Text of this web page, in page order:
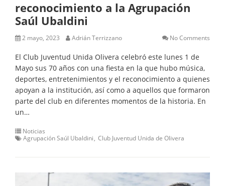
reconocimiento a la Agrupación
Saúl Ubaldini
2 mayo, 2023 Adrián Terrizzano No Comments
El Club Juventud Unida Olivera celebró este lunes 1 de
Mayo sus 70 años con una fiesta en la que hubo música,
deportes, entretenimientos y el reconocimiento a quienes
apoyan a la institución, así como a aquellos que formaron
parte del club en diferentes momentos de la historia. En
un…
Noticias
Agrupación Saúl Ubaldini Club Juventud Unida de Olivera